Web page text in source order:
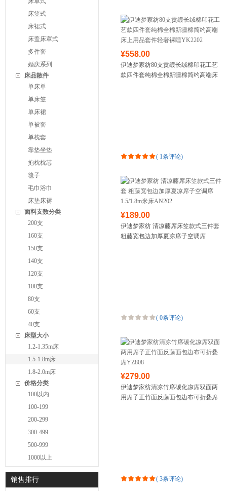
床笠式
床裙式
床盖床罩式
多件套
婚庆系列
床品散件
单床单
单床笠
单床裙
单被套
单枕套
靠垫坐垫
抱枕枕芯
毯子
毛巾浴巾
床垫床褥
面料支数分类
200支
160支
150支
140支
120支
100支
80支
60支
40支
床型大小
1.2-1.35m床
1.5-1.8m床
1.8-2.0m床
价格分类
100以内
100-199
200-299
300-499
500-999
1000以上
销售排行
¥558.00
伊迪梦家纺80支贡缎长绒棉印花工艺
款四件套纯棉全棉新疆棉简约高端床
( 1条评论)
¥189.00
伊迪梦家纺 清凉藤席床笠款式三件套
粗藤宽包边加厚夏凉席子空调席
( 0条评论)
¥279.00
伊迪梦家纺清凉竹席碳化凉席双面两
用席子正竹面反藤面包边布可折叠席
( 3条评论)